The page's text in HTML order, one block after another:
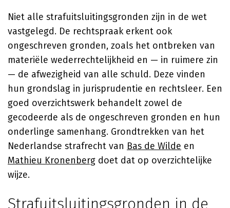
Niet alle strafuitsluitingsgronden zijn in de wet
vastgelegd. De rechtspraak erkent ook
ongeschreven gronden, zoals het ontbreken van
materiële wederrechtelijkheid en — in ruimere zin
— de afwezigheid van alle schuld. Deze vinden
hun grondslag in jurisprudentie en rechtsleer. Een
goed overzichtswerk behandelt zowel de
gecodeerde als de ongeschreven gronden en hun
onderlinge samenhang. Grondtrekken van het
Nederlandse strafrecht van Bas de Wilde en
Mathieu Kronenberg doet dat op overzichtelijke
wijze.
Strafuitsluitingsgronden in de